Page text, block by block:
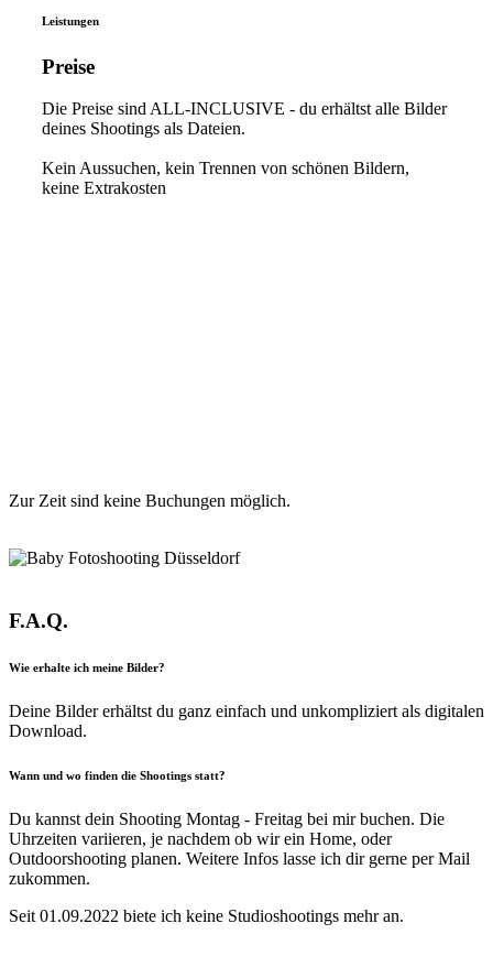
Leistungen
Preise
Die Preise sind ALL-INCLUSIVE - du erhältst alle Bilder
deines Shootings als Dateien.
Kein Aussuchen, kein Trennen von schönen Bildern,
keine Extrakosten
Zur Zeit sind keine Buchungen möglich.
F.A.Q.
Wie erhalte ich meine Bilder?
Deine Bilder erhältst du ganz einfach und unkompliziert als digitalen
Download.
Wann und wo finden die Shootings statt?
Du kannst dein Shooting Montag - Freitag bei mir buchen. Die
Uhrzeiten variieren, je nachdem ob wir ein Home, oder
Outdoorshooting planen. Weitere Infos lasse ich dir gerne per Mail
zukommen.
Seit 01.09.2022 biete ich keine Studioshootings mehr an.